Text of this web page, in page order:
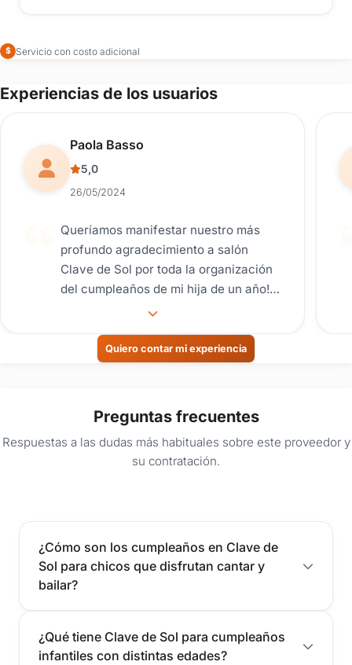
$ Servicio con costo adicional
Experiencias de los usuarios
Reseña de usuario.
Paola Basso
5,0
26/05/2024
Queríamos manifestar nuestro más
profundo agradecimiento a salón
Clave de Sol por toda la organización
del cumpleaños de mi hija de un año!
Destacar la amabilidad de Graciela y
la fiesta, el servicio excelente la
momento todo bien servido, la hora de
la torta el café un plus y el detalle de
las fotos y el video realizado por las
chicas, la decoración del salón!
recomendable! 10 mil puntos! Muchas
gracias.
Quiero contar mi experiencia
Preguntas frecuentes
Respuestas a las dudas más habituales sobre este proveedor y
su contratación.
¿Cómo son los cumpleaños en Clave de
Sol para chicos que disfrutan cantar y
bailar?
¿Qué tiene Clave de Sol para cumpleaños
infantiles con distintas edades?